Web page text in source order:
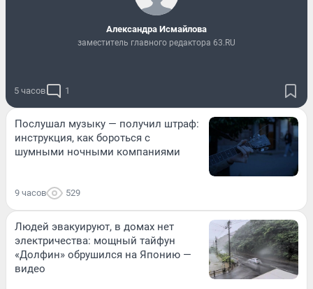
Александра Исмайлова
заместитель главного редактора 63.RU
5 часов 1
Послушал музыку — получил штраф:
инструкция, как бороться с
шумными ночными компаниями
9 часов 529
Людей эвакуируют, в домах нет
электричества: мощный тайфун
«Долфин» обрушился на Японию —
видео